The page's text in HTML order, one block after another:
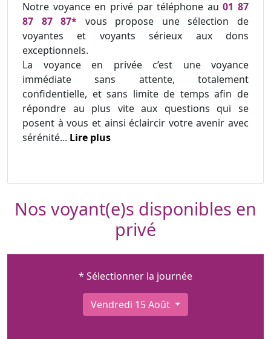
Notre voyance en privé par téléphone au01 87
87 87 87* vous propose une sélection de
voyantes et voyants sérieux aux dons
exceptionnels.
La voyance en privée c’est une voyance
immédiate sans attente, totalement
confidentielle, et sans limite de temps afin de
répondre au plus vite aux questions qui se
posent à vous et ainsi éclaircir votre avenir avec
sérénité... Lire plus
Nos voyant(e)s disponibles en
privé
* Sélectionner la journée
Vendredi 15 Août